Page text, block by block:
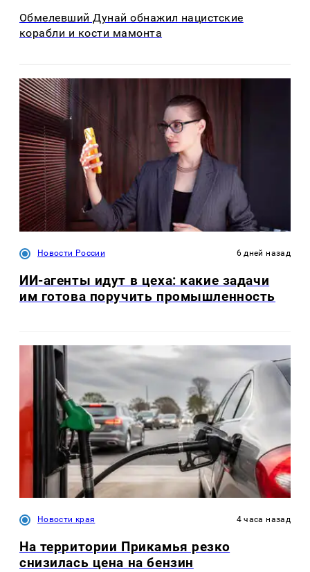
Обмелевший Дунай обнажил нацистские
корабли и кости мамонта
Новости России 6 дней назад
ИИ-агенты идут в цеха: какие задачи
им готова поручить промышленность
Новости края 4 часа назад
На территории Прикамья резко
снизилась цена на бензин